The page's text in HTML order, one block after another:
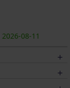
2026-08-11